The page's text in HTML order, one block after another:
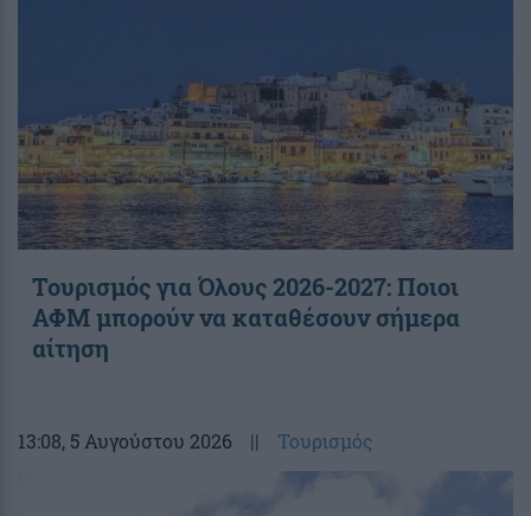
Τουρισμός για Όλους 2026-2027: Ποιοι
ΑΦΜ μπορούν να καταθέσουν σήμερα
αίτηση
13:08, 5 Αυγούστου 2026 || Τουρισμός